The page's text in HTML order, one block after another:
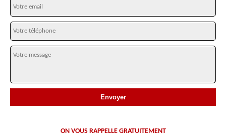
ON VOUS RAPPELLE GRATUITEMENT